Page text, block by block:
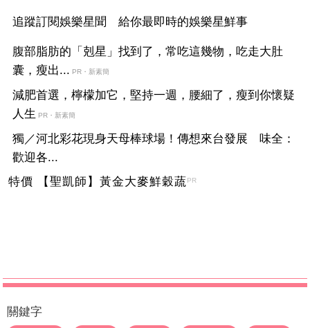
追蹤訂閱娛樂星聞 給你最即時的娛樂星鮮事
腹部脂肪的「剋星」找到了，常吃這幾物，吃走大肚
囊，瘦出... PR・新素簡
減肥首選，檸檬加它，堅持一週，腰細了，瘦到你懷疑
人生 PR・新素簡
獨／河北彩花現身天母棒球場！傳想來台發展 味全：
歡迎各...
特價 【聖凱師】黃金大麥鮮穀蔬PR
關鍵字